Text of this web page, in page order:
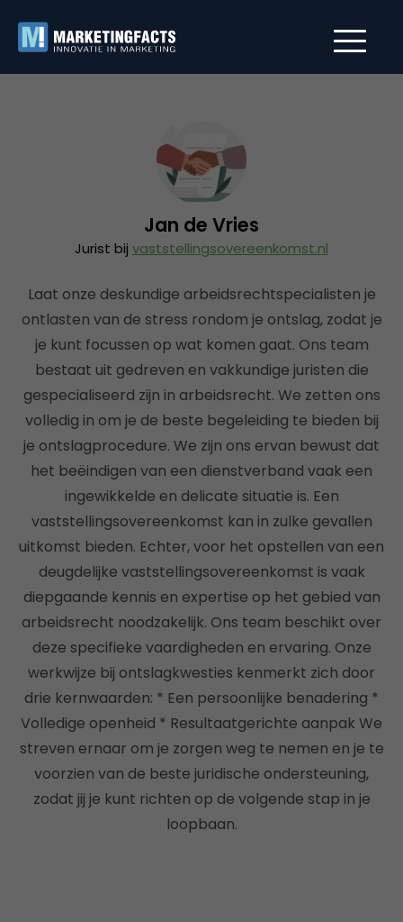
Jan de Vries
Jurist bij vaststellingsovereenkomst.nl
Laat onze deskundige arbeidsrechtspecialisten je
ontlasten van de stress rondom je ontslag, zodat je
je kunt focussen op wat komen gaat. Ons team
bestaat uit gedreven en vakkundige juristen die
gespecialiseerd zijn in arbeidsrecht. We zetten ons
volledig in om je de beste begeleiding te bieden bij
je ontslagprocedure. We zijn ons ervan bewust dat
het beëindigen van een dienstverband vaak een
ingewikkelde en delicate situatie is. Een
vaststellingsovereenkomst kan in zulke gevallen
uitkomst bieden. Echter, voor het opstellen van een
deugdelijke vaststellingsovereenkomst is vaak
diepgaande kennis en expertise op het gebied van
arbeidsrecht noodzakelijk. Ons team beschikt over
deze specifieke vaardigheden en ervaring. Onze
werkwijze bij ontslagkwesties kenmerkt zich door
drie kernwaarden: * Een persoonlijke benadering *
Volledige openheid * Resultaatgerichte aanpak We
streven ernaar om je zorgen weg te nemen en je te
voorzien van de beste juridische ondersteuning,
zodat jij je kunt richten op de volgende stap in je
loopbaan.